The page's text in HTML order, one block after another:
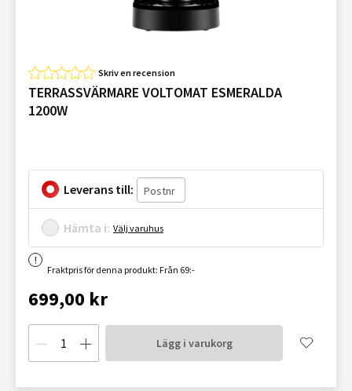
Skriv en recension
TERRASSVÄRMARE VOLTOMAT ESMERALDA
1200W
Leverans till:
Hämta i: Välj varuhus
Fraktpris för denna produkt: Från 69:-
699,00 kr
Lägg i varukorg